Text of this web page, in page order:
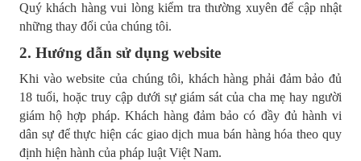
Quý khách hàng vui lòng kiểm tra thường xuyên để cập nhật
những thay đổi của chúng tôi.
2. Hướng dẫn sử dụng website
Khi vào website của chúng tôi, khách hàng phải đảm bảo đủ
18 tuổi, hoặc truy cập dưới sự giám sát của cha mẹ hay người
giám hộ hợp pháp. Khách hàng đảm bảo có đầy đủ hành vi
dân sự để thực hiện các giao dịch mua bán hàng hóa theo quy
định hiện hành của pháp luật Việt Nam.